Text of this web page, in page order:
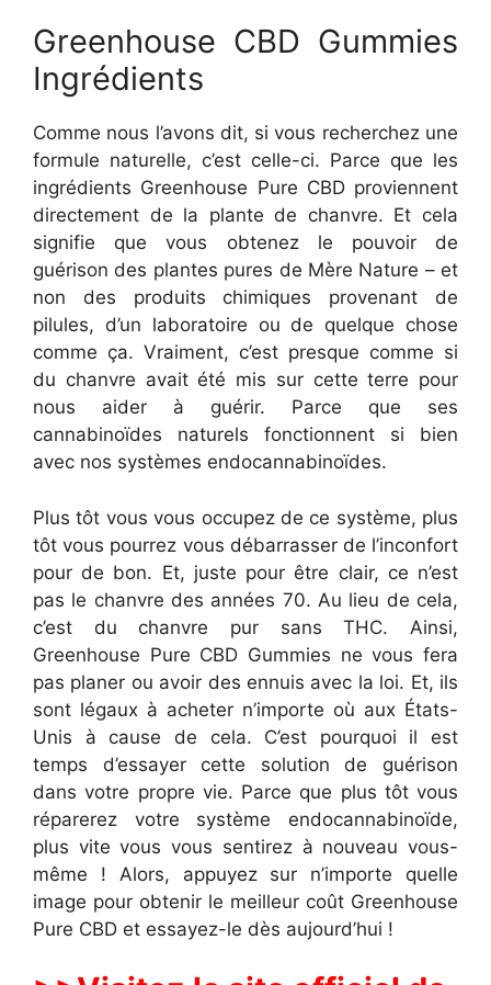
Greenhouse CBD Gummies
Ingrédients
Comme nous l’avons dit, si vous recherchez une
formule naturelle, c’est celle-ci. Parce que les
ingrédients Greenhouse Pure CBD proviennent
directement de la plante de chanvre. Et cela
signifie que vous obtenez le pouvoir de
guérison des plantes pures de Mère Nature – et
non des produits chimiques provenant de
pilules, d’un laboratoire ou de quelque chose
comme ça. Vraiment, c’est presque comme si
du chanvre avait été mis sur cette terre pour
nous aider à guérir. Parce que ses
cannabinoïdes naturels fonctionnent si bien
avec nos systèmes endocannabinoïdes.
Plus tôt vous vous occupez de ce système, plus
tôt vous pourrez vous débarrasser de l’inconfort
pour de bon. Et, juste pour être clair, ce n’est
pas le chanvre des années 70. Au lieu de cela,
c’est du chanvre pur sans THC. Ainsi,
Greenhouse Pure CBD Gummies ne vous fera
pas planer ou avoir des ennuis avec la loi. Et, ils
sont légaux à acheter n’importe où aux États-
Unis à cause de cela. C’est pourquoi il est
temps d’essayer cette solution de guérison
dans votre propre vie. Parce que plus tôt vous
réparerez votre système endocannabinoïde,
plus vite vous vous sentirez à nouveau vous-
même ! Alors, appuyez sur n’importe quelle
image pour obtenir le meilleur coût Greenhouse
Pure CBD et essayez-le dès aujourd’hui !